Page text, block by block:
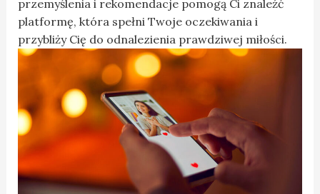
przemyślenia i rekomendacje pomogą Ci znaleźć
platformę, która spełni Twoje oczekiwania i
przybliży Cię do odnalezienia prawdziwej miłości.